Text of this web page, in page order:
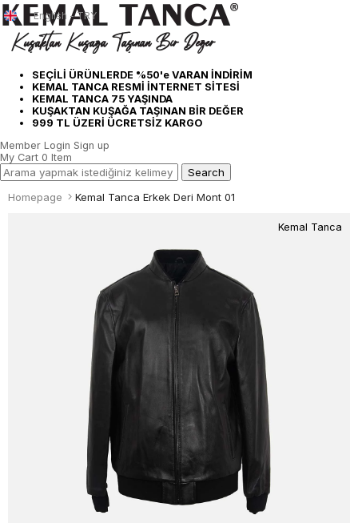
SEÇİLİ ÜRÜNLERDE %50'e VARAN İNDİRİM
KEMAL TANCA RESMİ İNTERNET SİTESİ
KEMAL TANCA 75 YAŞINDA
KUŞAKTAN KUŞAĞA TAŞINAN BİR DEĞER
999 TL ÜZERİ ÜCRETSİZ KARGO
English - TRY
Member Login Sign up
My Cart 0 Item
Homepage Kemal Tanca Erkek Deri Mont 01
Kemal Tanca